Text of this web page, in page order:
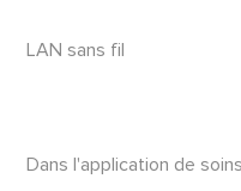
LAN sans fil
Dans l'application de